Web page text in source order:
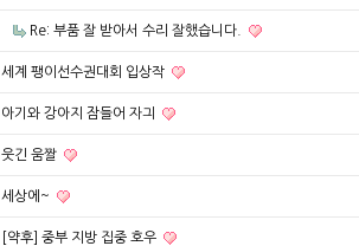
Re: 부품 잘 받아서 수리 잘했습니다.
세계 팽이선수권대회 입상작
아기와 강아지 잠들어 자긔
웃긴 움짤
세상에~
[약후] 중부 지방 집중 호우